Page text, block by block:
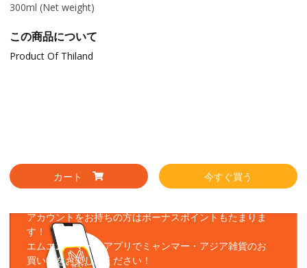
300ml (Net weight)
この商品について
Product Of Thiland
カート 今すぐ買う
アカウントをお持ちの方はボーナスポイントもたまりま
す！
エムエムーマートアプリでミャンマー・アジア雑貨のお
買い物をお楽しみください！